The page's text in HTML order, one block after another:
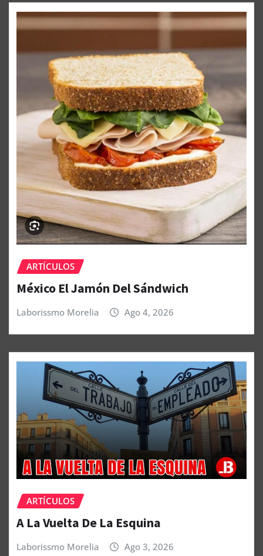
ARTÍCULOS
México El Jamón Del Sándwich
Laborissmo Morelia Ago 4, 2026
ARTÍCULOS
A La Vuelta De La Esquina
Laborissmo Morelia Ago 3, 2026